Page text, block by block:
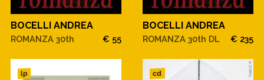
BOCELLI ANDREA
ROMANZA 30th € 55
BOCELLI ANDREA
ROMANZA 30th DL € 235
lp cd